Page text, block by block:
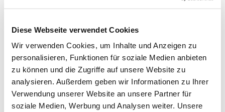
Diese Webseite verwendet Cookies
Wir verwenden Cookies, um Inhalte und Anzeigen zu
personalisieren, Funktionen für soziale Medien anbieten
zu können und die Zugriffe auf unsere Website zu
analysieren. Außerdem geben wir Informationen zu Ihrer
Verwendung unserer Website an unsere Partner für
soziale Medien, Werbung und Analysen weiter. Unsere
© Claudia Hautumm / pixelio.de